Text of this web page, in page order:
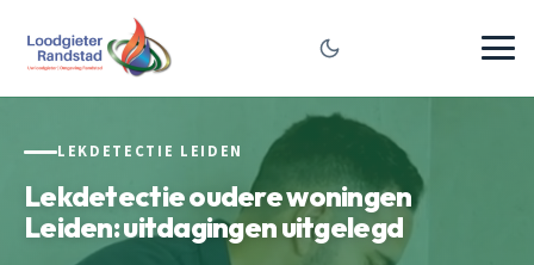
LEKDETECTIE LEIDEN
Lekdetectie oudere woningen
Leiden: uitdagingen uitgelegd